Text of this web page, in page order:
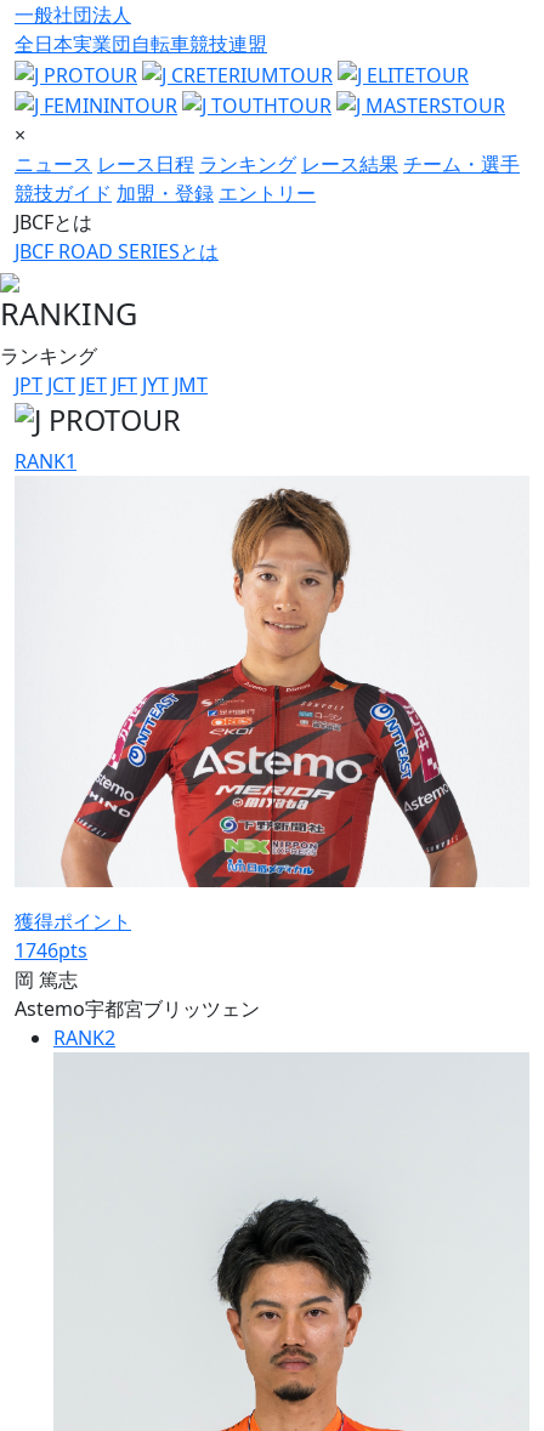
一般社団法人
全日本実業団自転車競技連盟
×
ニュース レース日程 ランキング レース結果チーム・選手
競技ガイド 加盟・登録 エントリー
JBCFとは
JBCF ROAD SERIESとは
RANKING
ランキング
JPT JCT JET JFT JYT JMT
RANK1
獲得ポイント
1746pts
岡 篤志
Astemo宇都宮ブリッツェン
RANK2